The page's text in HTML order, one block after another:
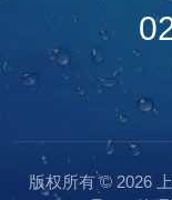
版权所有 © 2026